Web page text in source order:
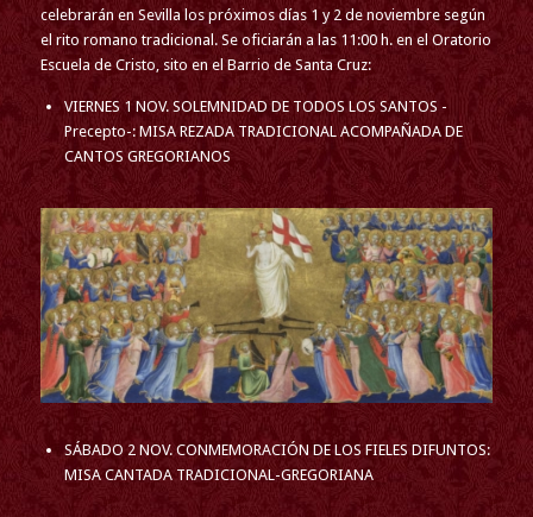
celebrarán en Sevilla los próximos días 1 y 2 de noviembre según
el rito romano tradicional. Se oficiarán a las 11:00 h. en el Oratorio
Escuela de Cristo, sito en el Barrio de Santa Cruz:
VIERNES 1 NOV. SOLEMNIDAD DE TODOS LOS SANTOS -
Precepto-: MISA REZADA TRADICIONAL ACOMPAÑADA DE
CANTOS GREGORIANOS
SÁBADO 2 NOV. CONMEMORACIÓN DE LOS FIELES DIFUNTOS:
MISA CANTADA TRADICIONAL-GREGORIANA